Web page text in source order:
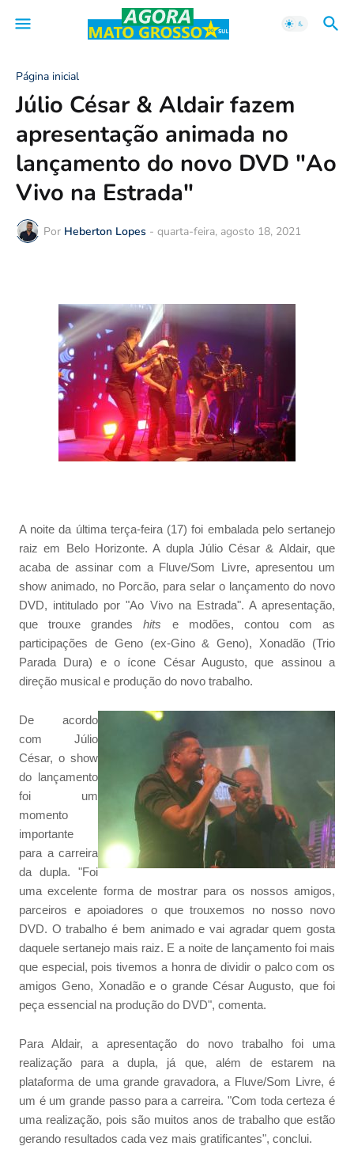
Página inicial
Júlio César & Aldair fazem
apresentação animada no
lançamento do novo DVD "Ao
Vivo na Estrada"
Por Heberton Lopes - quarta-feira, agosto 18, 2021
A noite da última terça-feira (17) foi embalada pelo sertanejo
raiz em Belo Horizonte. A dupla Júlio César & Aldair, que
acaba de assinar com a Fluve/Som Livre, apresentou um
show animado, no Porcão, para selar o lançamento do novo
DVD, intitulado por "Ao Vivo na Estrada". A apresentação,
que trouxe grandeshits e modões, contou com as
participações de Geno (ex-Gino & Geno), Xonadão (Trio
Parada Dura) e o ícone César Augusto, que assinou a
direção musical e produção do novo trabalho.
De acordo
com Júlio
César, o show
do lançamento
foi um
momento
importante
para a carreira
da dupla. "Foi
uma excelente forma de mostrar para os nossos amigos,
parceiros e apoiadores o que trouxemos no nosso novo
DVD. O trabalho é bem animado e vai agradar quem gosta
daquele sertanejo mais raiz. E a noite de lançamento foi mais
que especial, pois tivemos a honra de dividir o palco com os
amigos Geno, Xonadão e o grande César Augusto, que foi
peça essencial na produção do DVD", comenta.
Para Aldair, a apresentação do novo trabalho foi uma
realização para a dupla, já que, além de estarem na
plataforma de uma grande gravadora, a Fluve/Som Livre, é
um é um grande passo para a carreira. "Com toda certeza é
uma realização, pois são muitos anos de trabalho que estão
gerando resultados cada vez mais gratificantes", conclui.